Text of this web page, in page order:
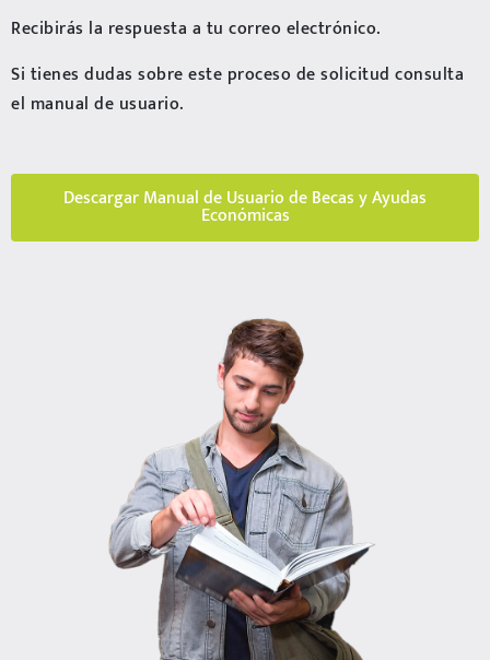
Recibirás la respuesta a tu correo electrónico.
Si tienes dudas sobre este proceso de solicitud consulta
el manual de usuario.
Descargar Manual de Usuario de Becas y Ayudas
Económicas